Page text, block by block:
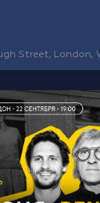
Street, London,